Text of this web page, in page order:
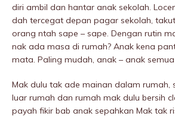
diri ambil dan hantar anak sekolah.
dah tercegat depan pagar sekolah,
orang ntah sape – sape. Dengan rutin
nak ada masa di rumah? Anak kena
mata. Paling mudah, anak – anak
Mak dulu tak ade mainan dalam rumah,
luar rumah dan rumah mak dulu bersih
payah fikir bab anak sepahkan Mak tak